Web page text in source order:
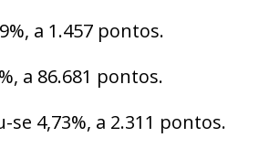
a 1.457 pontos.
a 86.681 pontos.
4,73%, a 2.311 pontos.